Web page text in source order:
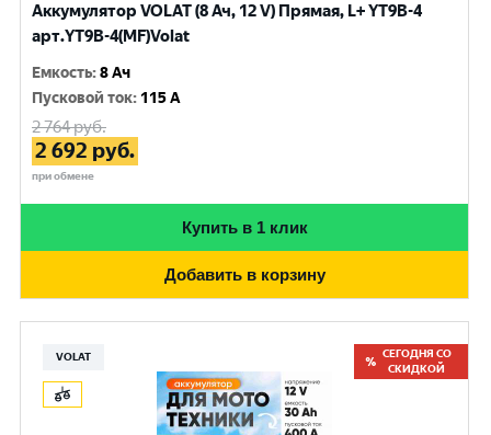
Аккумулятор VOLAT (8 Ач, 12 V) Прямая, L+ YT9B-4
арт.YT9B-4(MF)Volat
Емкость:8 Ач
Пусковой ток: 115 A
2 764руб.
2 692 руб.
при обмене
Купить в 1 клик
Добавить в корзину
VOLAT
СЕГОДНЯ СО
СКИДКОЙ